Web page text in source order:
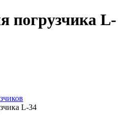
погрузчика L-
L-34